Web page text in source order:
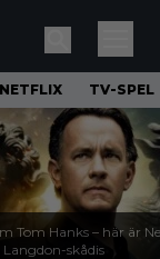
NETFLIX TV-SPEL
Tom Hanks – här är
Langdon-skådis